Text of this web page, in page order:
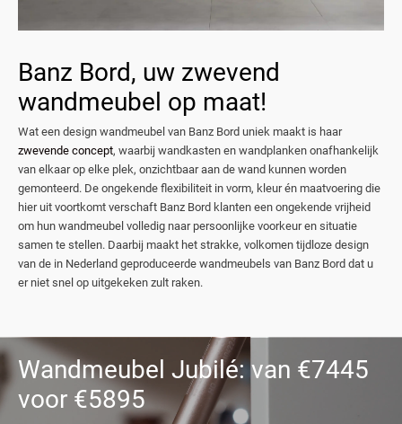
Banz Bord, uw zwevend
wandmeubel op maat!
Wat een design wandmeubel van Banz Bord uniek maakt is haar
zwevende concept, waarbij wandkasten en wandplanken onafhankelijk
van elkaar op elke plek, onzichtbaar aan de wand kunnen worden
gemonteerd. De ongekende flexibiliteit in vorm, kleur én maatvoering die
hier uit voortkomt verschaft Banz Bord klanten een ongekende vrijheid
om hun wandmeubel volledig naar persoonlijke voorkeur en situatie
samen te stellen. Daarbij maakt het strakke, volkomen tijdloze design
van de in Nederland geproduceerde wandmeubels van Banz Bord dat u
er niet snel op uitgekeken zult raken.
Wandmeubel Jubilé: van €7445
voor €5895